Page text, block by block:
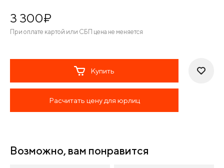
3 300¤
При оплате картой или СБП цена не меняется
Купить
Расчитать цену для юрлиц
Возможно, вам понравится